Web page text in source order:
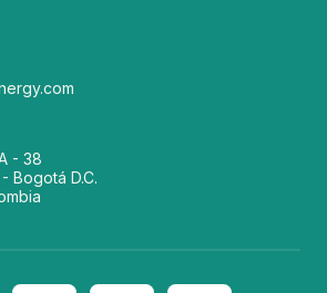
- 38
- Bogotá D.C.